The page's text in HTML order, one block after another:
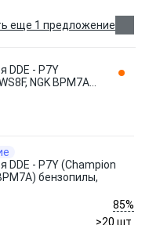
еще 1 предложение
DDE - P7Y
NGK BPM7A)
DDE - P7Y (Champion
бензопилы,
85%
>20 шт.